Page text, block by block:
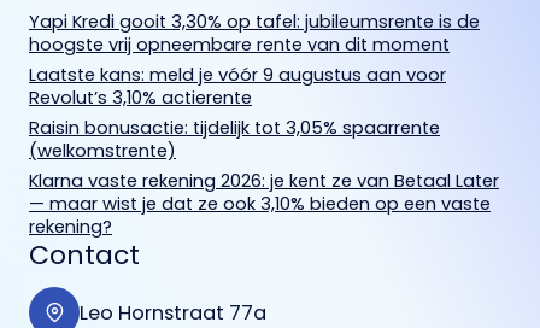
Yapi Kredi gooit 3,30% op tafel: jubileumsrente is de
hoogste vrij opneembare rente van dit moment
Laatste kans: meld je vóór 9 augustus aan voor
Revolut’s 3,10% actierente
Raisin bonusactie: tijdelijk tot 3,05% spaarrente
(welkomstrente)
Klarna vaste rekening 2026: je kent ze van Betaal Later
— maar wist je dat ze ook 3,10% bieden op een vaste
rekening?
Contact
Leo Hornstraat 77a